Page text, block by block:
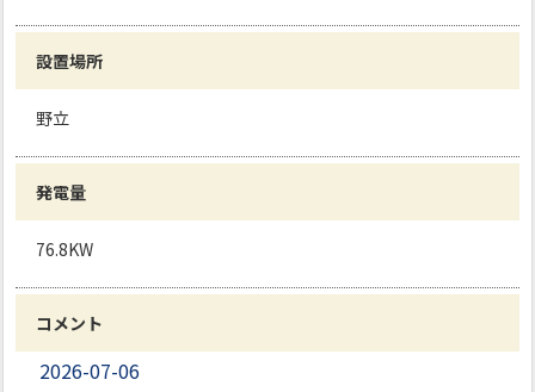
設置場所
野立
発電量
76.8KW
コメント
2026-07-06